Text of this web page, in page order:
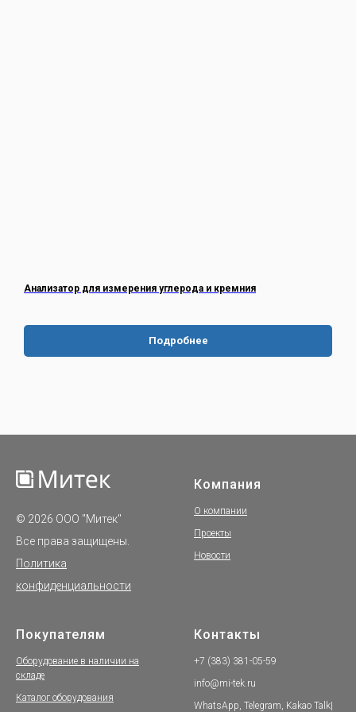
Анализатор для измерения углерода и кремния
Подробнее
© 2026 ООО "Митек"
Все права защищены.
Политика
конфиденциальности
Компания
О компании
Проекты
Новости
Покупателям
Оборудование в наличии на
складе
Каталог оборудования
Контакты
+7 (383) 381-05-59
info@mi-tek.ru
WhatsApp, Telegram, Kakao Talk|